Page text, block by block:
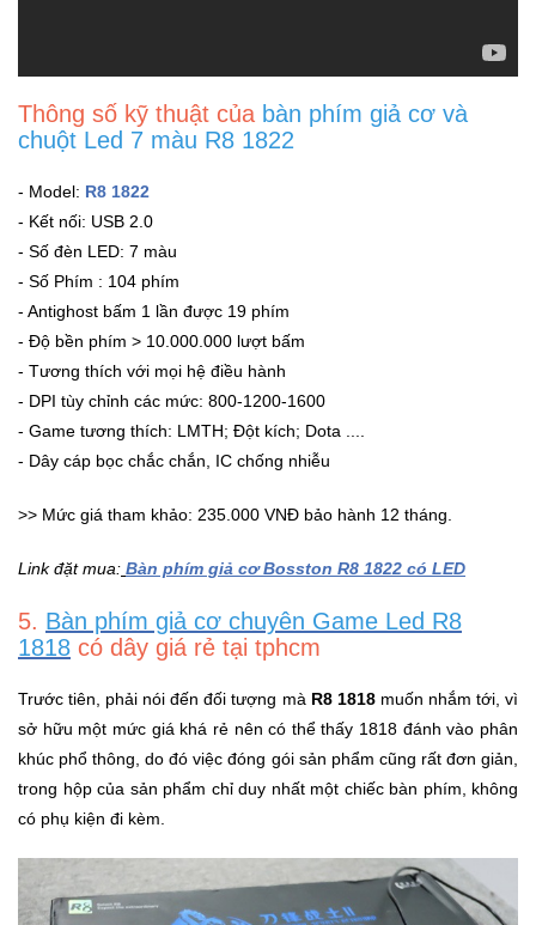
Thông số kỹ thuật của bàn phím giả cơ và
chuột Led 7 màu R8 1822
- Model: R8 1822
- Kết nối: USB 2.0
- Số đèn LED: 7 màu
- Số Phím : 104 phím
- Antighost bấm 1 lần được 19 phím
- Độ bền phím > 10.000.000 lượt bấm
- Tương thích với mọi hệ điều hành
- DPI tùy chỉnh các mức: 800-1200-1600
- Game tương thích: LMTH; Đột kích; Dota ....
- Dây cáp bọc chắc chắn, IC chống nhiễu
>> Mức giá tham khảo: 235.000 VNĐ bảo hành 12 tháng.
Link đặt mua: Bàn phím giả cơ Bosston R8 1822 có LED
5. Bàn phím giả cơ chuyên Game Led R8
1818 có dây giá rẻ tại tphcm
Trước tiên, phải nói đến đối tượng mà R8 1818muốn nhắm tới, vì
sở hữu một mức giá khá rẻ nên có thể thấy 1818 đánh vào phân
khúc phổ thông, do đó việc đóng gói sản phẩm cũng rất đơn giản,
trong hộp của sản phẩm chỉ duy nhất một chiếc bàn phím, không
có phụ kiện đi kèm.